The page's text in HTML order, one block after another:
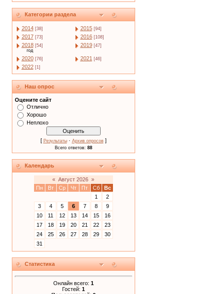
Категории раздела
2014 [38] 2015 [94]
2017 [73] 2016 [108]
2018 [54]
год
2019 [47]
2020 [76] 2021 [46]
2022 [1]
Наш опрос
Оцените сайт
Отлично
Хорошо
Неплохо
[ Результаты· Архив опросов]
Всего ответов: 88
Календарь
« Август 2026 »
Пн
Вт Ср Чт Пт Сб
Вс
1
2
3
4 5 6 7 8
9
10
11 12 13 14 15
16
17
18 19 20 21 22
23
24
25 26 27 28 29
30
31
Статистика
Онлайн всего: 1
Гостей: 1